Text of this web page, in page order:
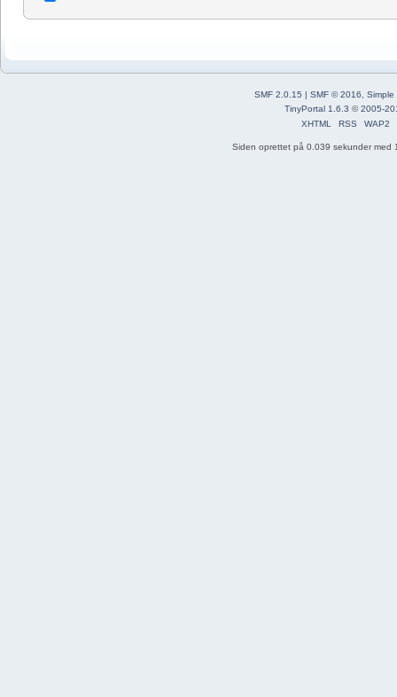
SMF 2.0.15 | SMF © 2016
Simple
TinyPortal 1.6.3 ©2005-
XHTML
RSS WAP2
Siden oprettet på 0.039 sekunder med